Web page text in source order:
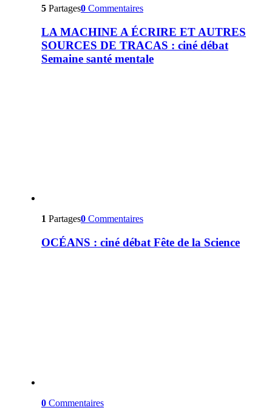
5 Partages0 Commentaires
LA MACHINE A ÉCRIRE ET AUTRES
SOURCES DE TRACAS : ciné débat
Semaine santé mentale
1 Partages0 Commentaires
OCÉANS : ciné débat Fête de la Science
0 Commentaires